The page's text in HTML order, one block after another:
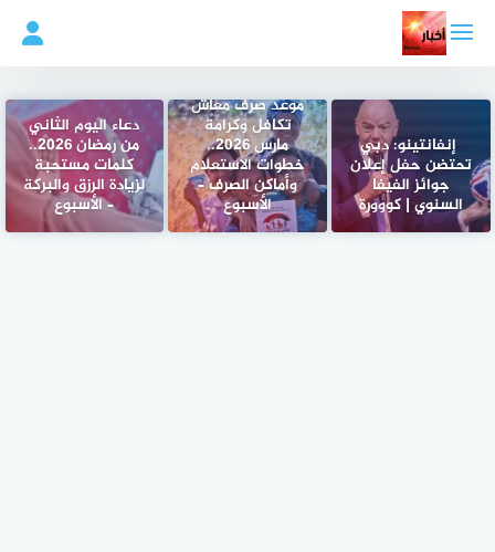
المحتوى
إنفانتينو: دبي
تحتضن حفل إعلان
جوائز الفيفا
السنوي | كووورة
موعد صرف معاش
تكافل وكرامة
مارس 2026..
خطوات الاستعلام
وأماكن الصرف –
الأسبوع
دعاء اليوم الثاني
من رمضان 2026..
كلمات مستحبة
لزيادة الرزق والبركة
– الأسبوع